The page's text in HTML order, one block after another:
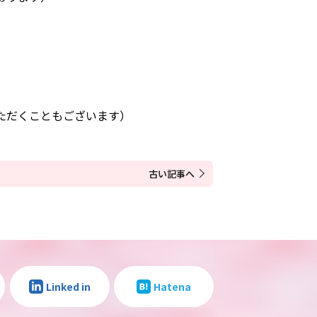
くこともございます）
古い記事へ
Linked in Hatena